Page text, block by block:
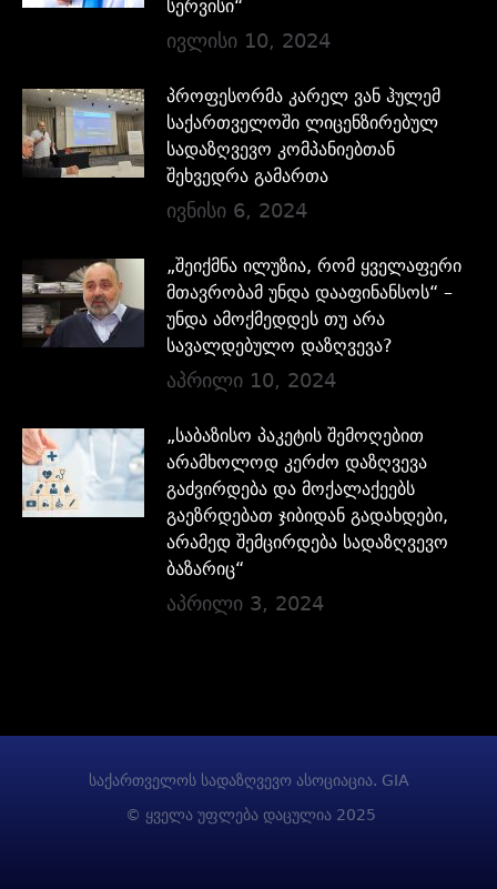
სერვისი“
ივლისი 10, 2024
პროფესორმა კარელ ვან ჰულემ
საქართველოში ლიცენზირებულ
სადაზღვევო კომპანიებთან
შეხვედრა გამართა
ივნისი 6, 2024
„შეიქმნა ილუზია, რომ ყველაფერი
მთავრობამ უნდა დააფინანსოს“ –
უნდა ამოქმედდეს თუ არა
სავალდებულო დაზღვევა?
აპრილი 10, 2024
„საბაზისო პაკეტის შემოღებით
არამხოლოდ კერძო დაზღვევა
გაძვირდება და მოქალაქეებს
გაეზრდებათ ჯიბიდან გადახდები,
არამედ შემცირდება სადაზღვევო
ბაზარიც“
აპრილი 3, 2024
საქართველოს სადაზღვევო ასოციაცია. GIA
© ყველა უფლება დაცულია 2025